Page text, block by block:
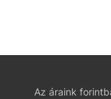
Az áraink